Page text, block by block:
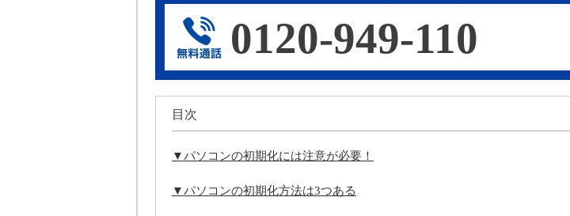
0120-949-110
目次
▼パソコンの初期化には注意が必要！
▼パソコンの初期化方法は3つある